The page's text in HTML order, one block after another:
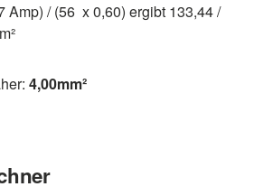
Amp) / (56 x 0,60) ergibt 133,44 /
4,00mm²